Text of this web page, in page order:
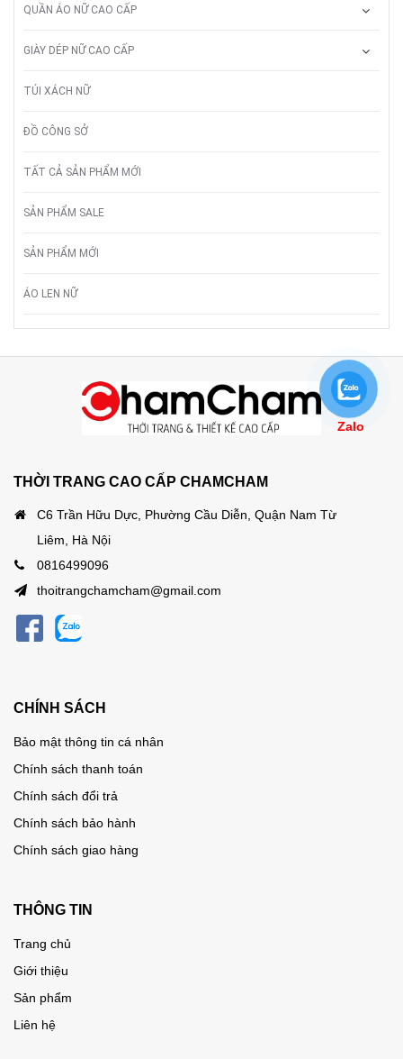
QUẦN ÁO NỮ CAO CẤP
GIÀY DÉP NỮ CAO CẤP
TÚI XÁCH NỮ
ĐỒ CÔNG SỞ
TẤT CẢ SẢN PHẨM MỚI
SẢN PHẨM SALE
SẢN PHẨM MỚI
ÁO LEN NỮ
THỜI TRANG CAO CẤP CHAMCHAM
C6 Trần Hữu Dực, Phường Cầu Diễn, Quận Nam Từ
Liêm, Hà Nội
0816499096
thoitrangchamcham@gmail.com
CHÍNH SÁCH
Bảo mật thông tin cá nhân
Chính sách thanh toán
Chính sách đổi trả
Chính sách bảo hành
Chính sách giao hàng
THÔNG TIN
Trang chủ
Giới thiệu
Sản phẩm
Liên hệ
Zalo